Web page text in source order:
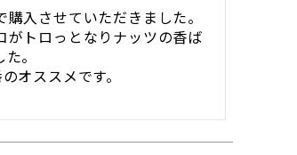
入させていただきました。
がトロっとなりナッツの香ば
。
オススメです。